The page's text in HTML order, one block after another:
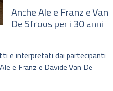
Anche Ale e Franz e Van
De Sfroos per i 30 anni
e interpretati dai partecipanti
e Franz e Davide Van De